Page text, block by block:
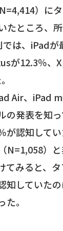
）に
たところ、
は、iPadが
が12.3％、
Air、iPad
の発表を知
が認知して
N=1,058）
てみると、
知していた
。